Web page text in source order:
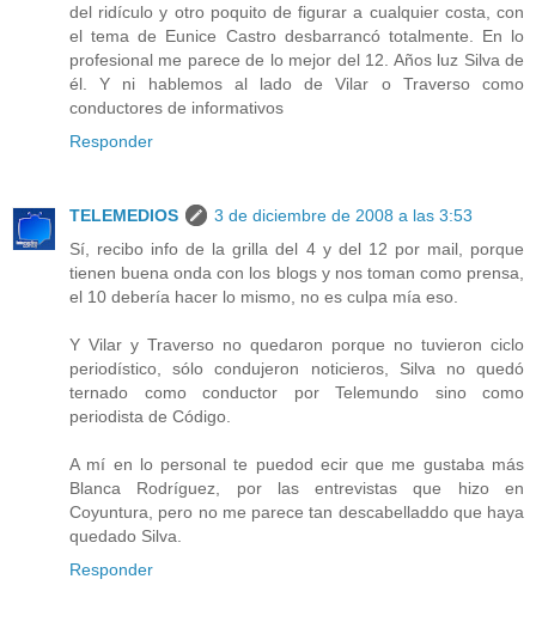
del ridículo y otro poquito de figurar a cualquier costa, con
el tema de Eunice Castro desbarrancó totalmente. En lo
profesional me parece de lo mejor del 12. Años luz Silva de
él. Y ni hablemos al lado de Vilar o Traverso como
conductores de informativos
Responder
TELEMEDIOS
3 de diciembre de 2008 a las 3:53
Sí, recibo info de la grilla del 4 y del 12 por mail, porque
tienen buena onda con los blogs y nos toman como prensa,
el 10 debería hacer lo mismo, no es culpa mía eso.
Y Vilar y Traverso no quedaron porque no tuvieron ciclo
periodístico, sólo condujeron noticieros, Silva no quedó
ternado como conductor por Telemundo sino como
periodista de Código.
A mí en lo personal te puedod ecir que me gustaba más
Blanca Rodríguez, por las entrevistas que hizo en
Coyuntura, pero no me parece tan descabelladdo que haya
quedado Silva.
Responder